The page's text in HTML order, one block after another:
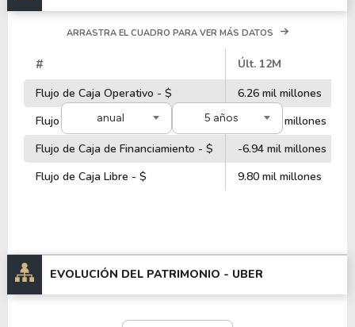
anual 5 años
ARRASTRA EL CUADRO PARA VER MÁS DATOS
# Últ. 12M
Flujo de Caja Operativo - $
6.26 mil millones
Flujo de Caja de Inversiones - $
-3.80 mil millones
Flujo de Caja de Financiamiento - $
-6.94 mil millones
Flujo de Caja Libre - $
9.80 mil millones
EVOLUCIÓN DEL PATRIMONIO - UBER